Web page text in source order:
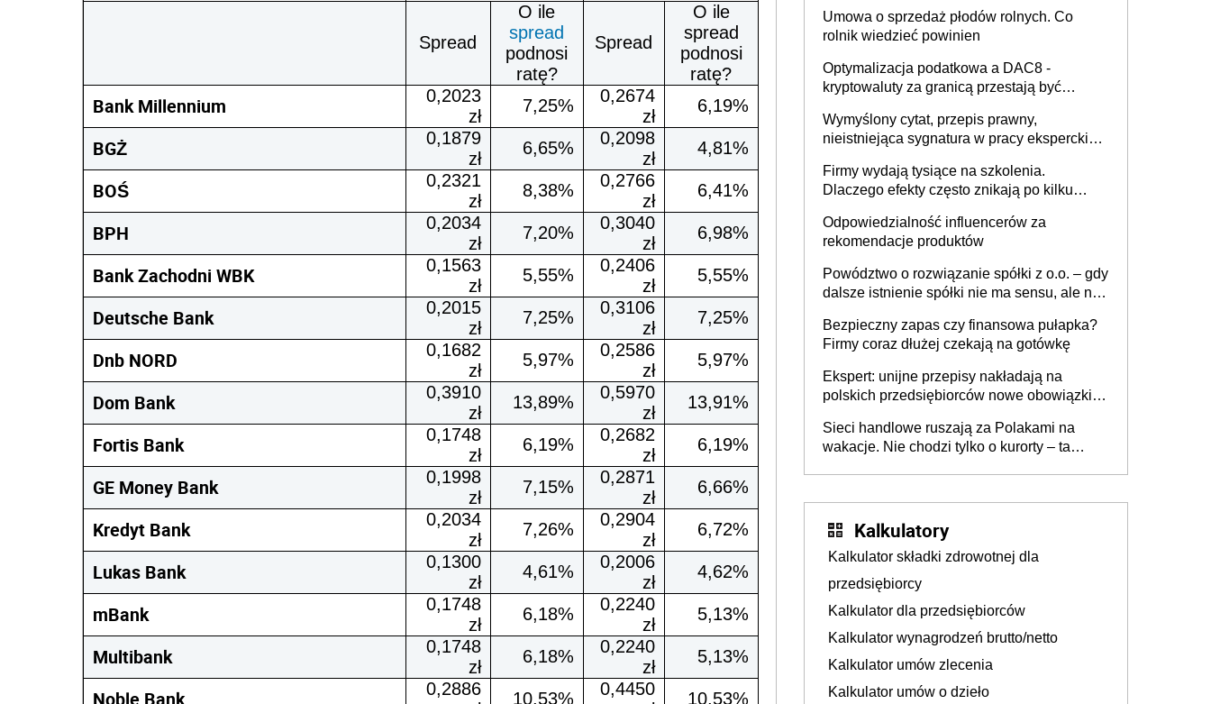
Spread
O ile
spread
podnosi
ratę?
Spread
O ile
spread
podnosi
ratę?
Bank Millennium
0,2023
zł
7,25%
0,2674
zł
6,19%
BGŻ
0,1879
zł
6,65%
0,2098
zł
4,81%
BOŚ
0,2321
zł
8,38%
0,2766
zł
6,41%
BPH
0,2034
zł
7,20%
0,3040
zł
6,98%
Bank Zachodni WBK
0,1563
zł
5,55%
0,2406
zł
5,55%
Deutsche Bank
0,2015
zł
7,25%
0,3106
zł
7,25%
Dnb NORD
0,1682
zł
5,97%
0,2586
zł
5,97%
Dom Bank
0,3910
zł
13,89%
0,5970
zł
13,91%
Fortis Bank
0,1748
zł
6,19%
0,2682
zł
6,19%
GE Money Bank
0,1998
zł
7,15%
0,2871
zł
6,66%
Kredyt Bank
0,2034
zł
7,26%
0,2904
zł
6,72%
Lukas Bank
0,1300
zł
4,61%
0,2006
zł
4,62%
mBank
0,1748
zł
6,18%
0,2240
zł
5,13%
Multibank
0,1748
zł
6,18%
0,2240
zł
5,13%
Noble Bank
0,2886
10,53%
0,4450
10,53%
Umowa o sprzedaż płodów rolnych. Co
rolnik wiedzieć powinien
Optymalizacja podatkowa a DAC8 -
kryptowaluty za granicą przestają być
Wymyślony cytat, przepis prawny,
nieistniejąca sygnatura w pracy eksperckiej -
firmie
Firmy wydają tysiące na szkolenia.
Dlaczego efekty często znikają po kilku
Odpowiedzialność influencerów za
rekomendacje produktów
Powództwo o rozwiązanie spółki z o.o. – gdy
dalsze istnienie spółki nie ma sensu, ale nie
Bezpieczny zapas czy finansowa pułapka?
Firmy coraz dłużej czekają na gotówkę
Ekspert: unijne przepisy nakładają na
polskich przedsiębiorców nowe obowiązki w
Sieci handlowe ruszają za Polakami na
wakacje. Nie chodzi tylko o kurorty – ta
Kalkulatory
Kalkulator składki zdrowotnej dla
przedsiębiorcy
Kalkulator dla przedsiębiorców
Kalkulator wynagrodzeń brutto/netto
Kalkulator umów zlecenia
Kalkulator umów o dzieło